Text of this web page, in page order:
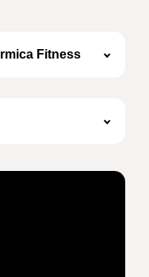
Fitness
couro sintético